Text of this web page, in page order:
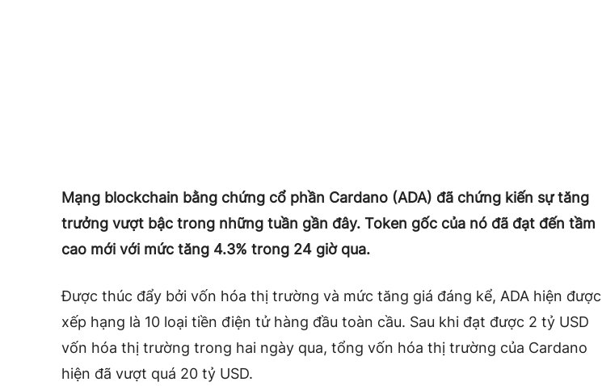
Mạng blockchain bằng chứng cổ phần Cardano (ADA) đã chứng kiến ​​​​sự tăng
trưởng vượt bậc trong những tuần gần đây. Token gốc của nó đã đạt đến tầm
cao mới với mức tăng 4.3% trong 24 giờ qua.
Được thúc đẩy bởi vốn hóa thị trường và mức tăng giá đáng kể, ADA hiện được
xếp hạng là 10 loại tiền điện tử hàng đầu toàn cầu. Sau khi đạt được 2 tỷ USD
vốn hóa thị trường trong hai ngày qua, tổng vốn hóa thị trường của Cardano
hiện đã vượt quá 20 tỷ USD.